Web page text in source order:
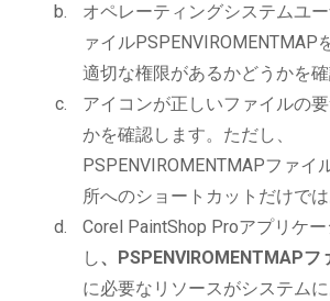
オペレーティングシステムユ
ァイルPSPENVIROMENTMAP
適切な権限があるかどうかを確
アイコンが正しいファイルの
かを確認します。ただし、
PSPENVIROMENTMAPファイ
所へのショートカットだけでは
Corel PaintShop Proアプリケ
し、PSPENVIROMENTMAPフ
に必要なリソースがシステム